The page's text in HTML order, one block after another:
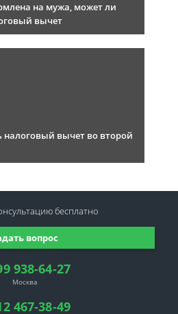
на мужа, может ли
вычет
вычет во второй
938-64-27
Москва
467-38-49
вопрос
бесплатно